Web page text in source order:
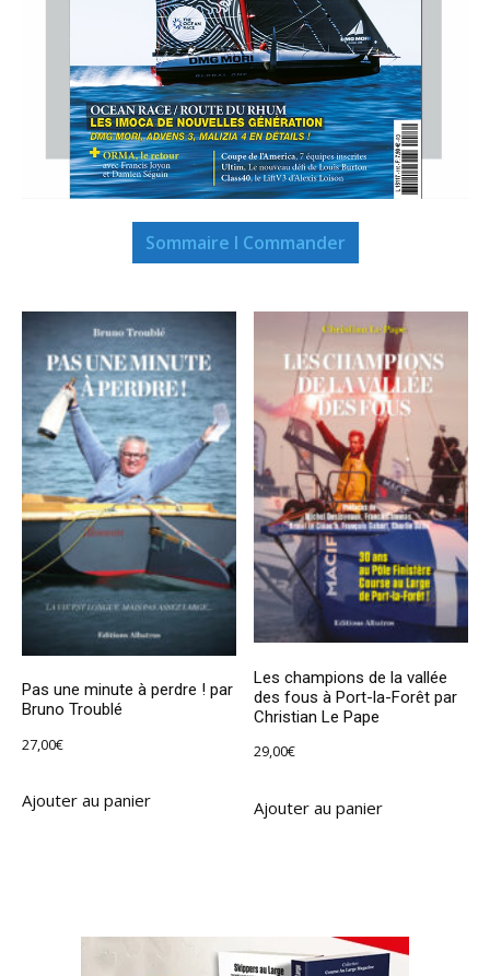
Sommaire I Commander
Pas une minute à perdre ! par
Bruno Troublé
27,00€
Ajouter au panier
Les champions de la vallée
des fous à Port-la-Forêt par
Christian Le Pape
29,00€
Ajouter au panier